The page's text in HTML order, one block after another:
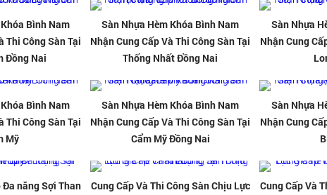
Bình Nam
Thi Công Sàn Tại
Đồng Nai
Sàn Nhựa Hèm Khóa Bình Nam
Nhận Cung Cấp Và Thi Công Sàn Tại
Thống Nhất Đồng Nai
Sàn Nhựa
Nhận Cung
Bình Nam
Thi Công Sàn Tại
Mỹ
Sàn Nhựa Hèm Khóa Bình Nam
Nhận Cung Cấp Và Thi Công Sàn Tại
Cẩm Mỹ Đồng Nai
Sàn Nhựa
Nhận Cung
Đa năng Sợi Than
Cung Cấp Và Thi Công Sàn Chịu Lực
Cung Cấp Và